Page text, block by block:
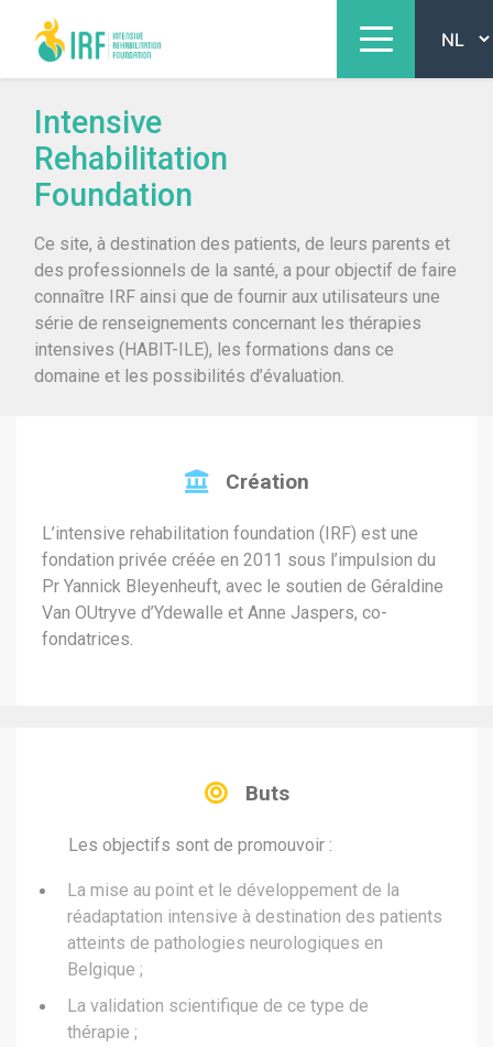
Intensive
Rehabilitation
Foundation
Ce site, à destination des patients, de leurs parents et
des professionnels de la santé, a pour objectif de faire
connaître IRF ainsi que de fournir aux utilisateurs une
série de renseignements concernant les thérapies
intensives (HABIT-ILE), les formations dans ce
domaine et les possibilités d’évaluation.
Création
L’intensive rehabilitation foundation (IRF) est une
fondation privée créée en 2011 sous l’impulsion du
Pr Yannick Bleyenheuft, avec le soutien de Géraldine
Van OUtryve d’Ydewalle et Anne Jaspers, co-
fondatrices.
Buts
Les objectifs sont de promouvoir :
La mise au point et le développement de la
réadaptation intensive à destination des patients
atteints de pathologies neurologiques en
Belgique ;
La validation scientifique de ce type de
thérapie ;